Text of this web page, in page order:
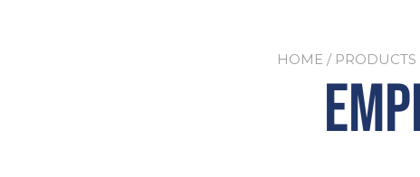
HOME / PRODUCTS